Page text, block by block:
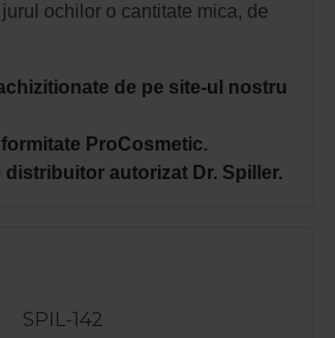
ochilor o cantitate mica, de
de pe site-ul nostru
ProCosmetic.
distribuitor autorizat Dr. Spiller.
SPIL-142